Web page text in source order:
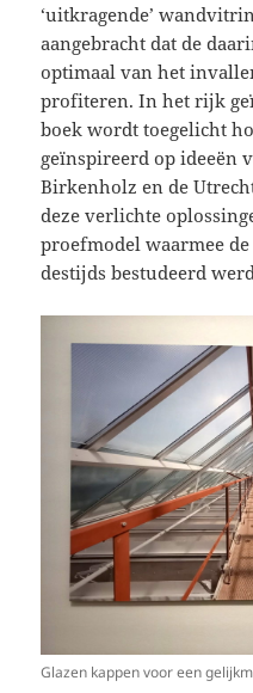
‘uitkragende’
aangebracht dat de
optimaal van het
profiteren. In het rijk
boek wordt toegelicht
geïnspireerd op ideeën
Birkenholz en de
deze verlichte
proefmodel waarmee
destijds bestudeerd
Glazen kappen voor een